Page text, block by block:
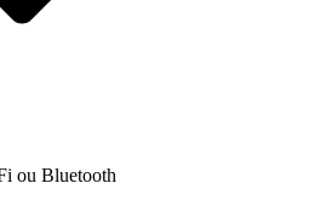
ou Bluetooth